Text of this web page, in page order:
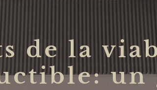
de la
un